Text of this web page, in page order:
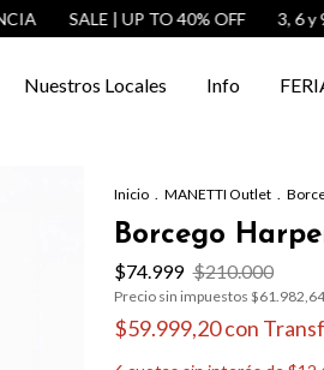
SALE | UP TO 40% OFF 3, 6 y 9
Nuestros Locales Info
Inicio . MANETTI Outlet .
Borcego
$74.999 $210.000
Precio sin impuestos $61.982,64
$59.999,20con